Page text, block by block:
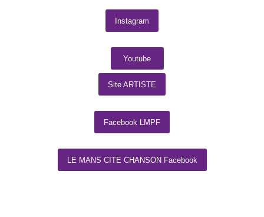
Instagram
Youtube
Site ARTISTE
Facebook LMPF
LE MANS CITE CHANSON Facebook